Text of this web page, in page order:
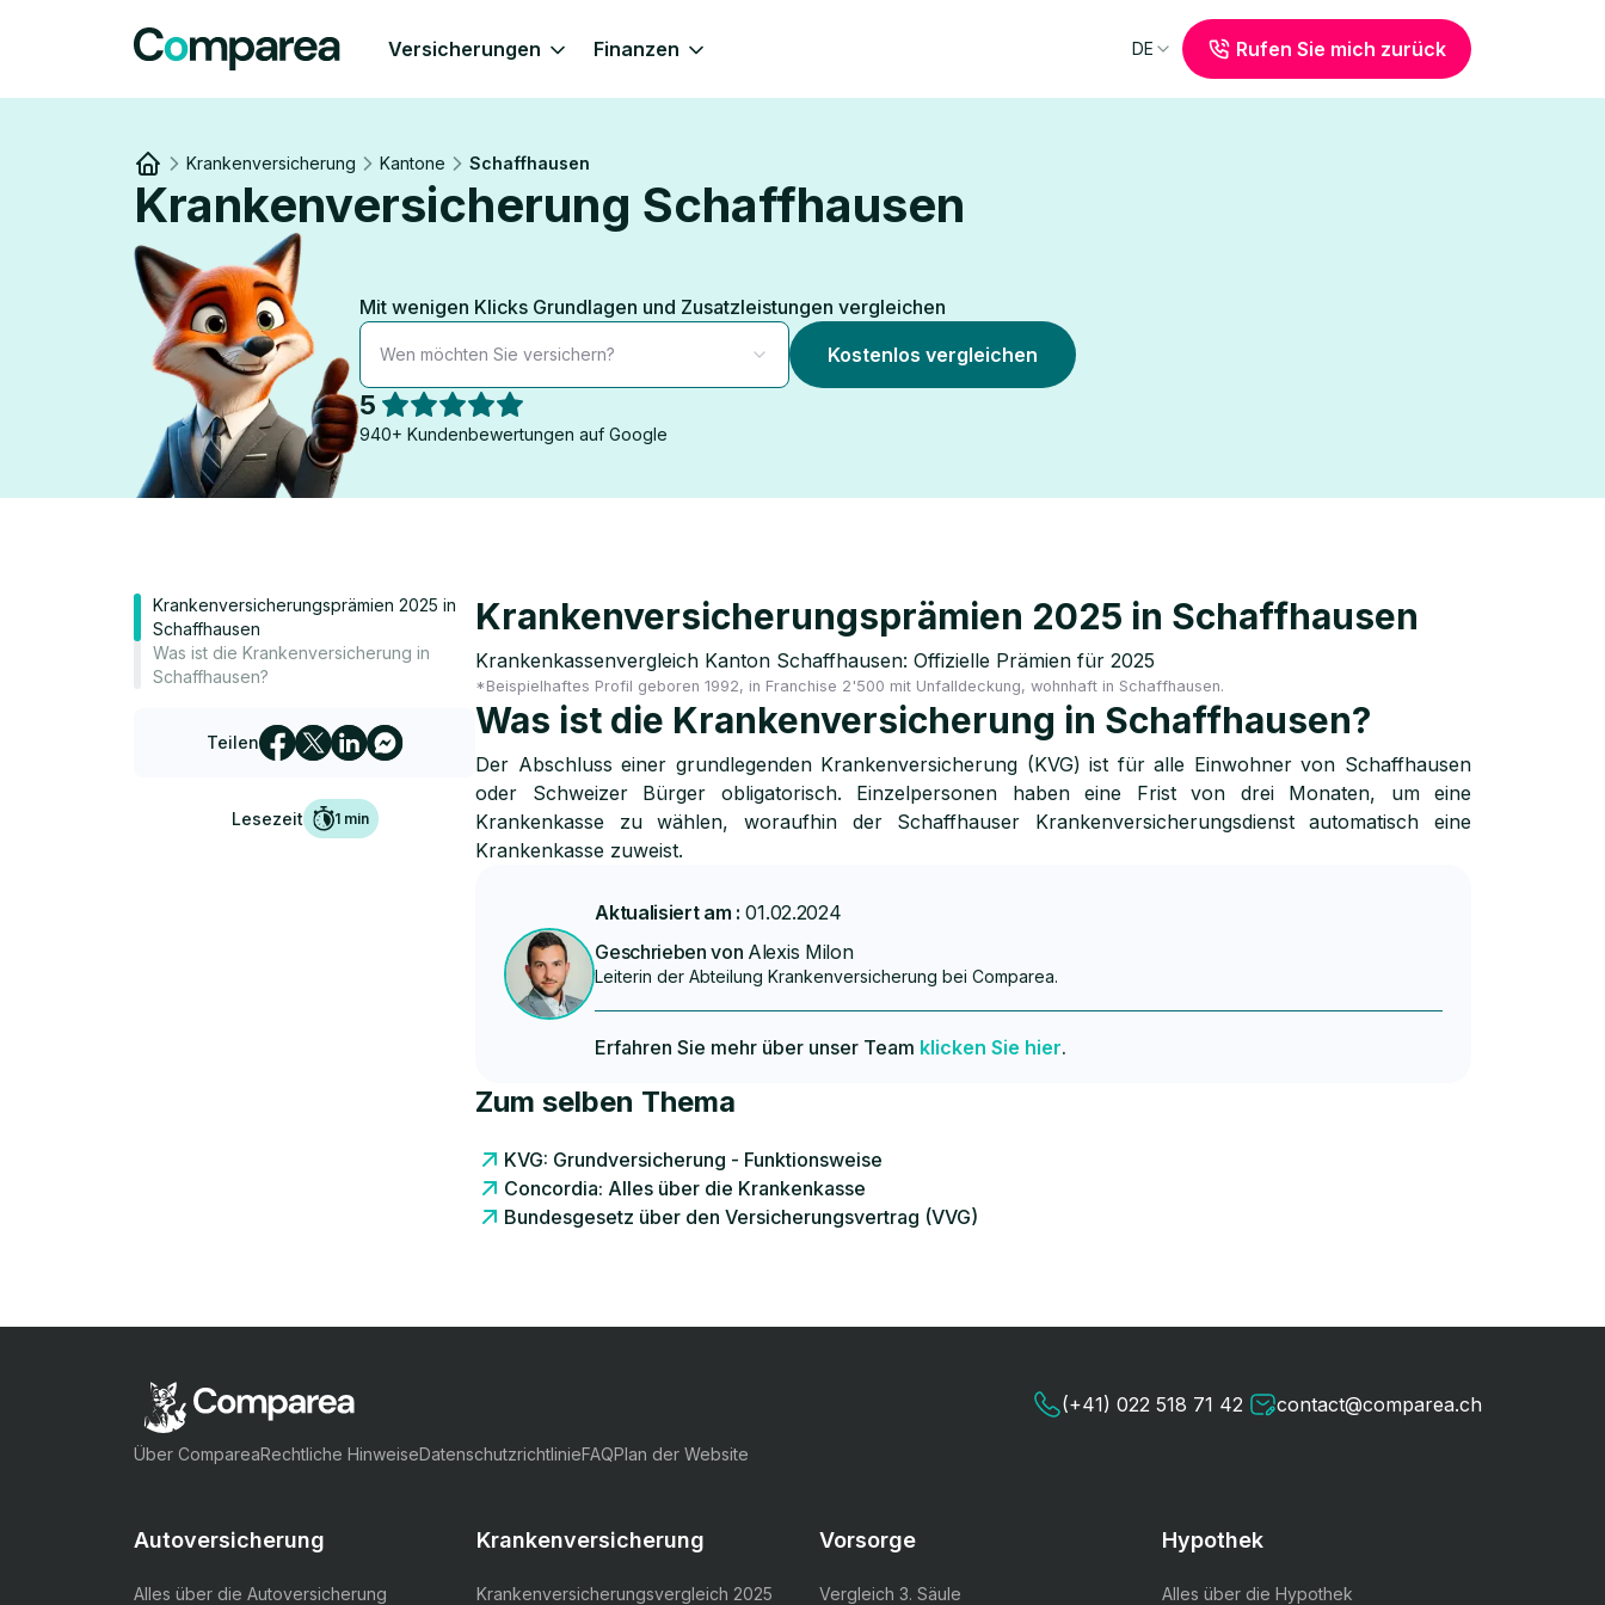
Versicherungen Finanzen DE Rufen Sie mich zurück
Link to
Krankenversicherung Kantone Schaffhausen
Krankenversicherung Schaffhausen
Mit wenigen Klicks Grundlagen und Zusatzleistungen vergleichen
Wen möchten Sie versichern? Kostenlos vergleichen
5
940+ Kundenbewertungen auf Google
Krankenversicherungsprämien 2025 in
Schaffhausen
Was ist die Krankenversicherung in
Schaffhausen?
Teilen
Lesezeit 1min
Krankenversicherungsprämien 2025 in Schaffhausen
Krankenkassenvergleich Kanton Schaffhausen: Offizielle Prämien für 2025
*Beispielhaftes Profil geboren 1992, in Franchise 2'500 mit Unfalldeckung, wohnhaft in Schaffhausen.
Was ist die Krankenversicherung in Schaffhausen?
Der Abschluss einer grundlegenden Krankenversicherung (KVG) ist für alle Einwohner von Schaffhausen
oder Schweizer Bürger obligatorisch. Einzelpersonen haben eine Frist von drei Monaten, um eine
Krankenkasse zu wählen, woraufhin der Schaffhauser Krankenversicherungsdienst automatisch eine
Krankenkasse zuweist.
Aktualisiert am : 01.02.2024
Geschrieben von Alexis Milon
Leiterin der Abteilung Krankenversicherung bei Comparea.
Erfahren Sie mehr über unser Team klicken Sie hier.
Zum selben Thema
KVG: Grundversicherung - Funktionsweise
Concordia: Alles über die Krankenkasse
Bundesgesetz über den Versicherungsvertrag (VVG)
(+41) 022 518 71 42 contact@comparea.ch
Über CompareaRechtliche HinweiseDatenschutzrichtlinieFAQPlan der Website
Autoversicherung
Alles über die Autoversicherung
Krankenversicherung
Krankenversicherungsvergleich 2025
Vorsorge
Vergleich 3. Säule
Hypothek
Alles über die Hypothek